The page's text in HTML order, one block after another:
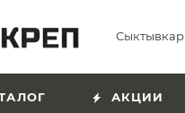
Сыктывкар
АКЦИИ